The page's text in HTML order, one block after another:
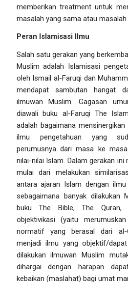
memberikan treatmentuntuk
masalah yang sama atau masalah
Peran Islamisasi Ilmu
Salah satu gerakan yang
Muslim adalah Islamisasi
oleh Ismail al-Faruqi dan
mendapat sambutan hangat
ilmuwan Muslim.
Gagasan
diawali buku al-Faruqi The
adalah bagaimana
ilmu pengetahuan yang
perumusnya dari masa ke
nilai-nilai Islam. Dalam gerakan ini
mulai dari melakukan
antara ajaran Islam dengan
sebagaimana banyak dilakukan
bukuThe Bible, The Quran,
objektivikasi (yaitu
normatif yang berasal dari
menjadi ilmu yang objektif/
dilakukan ilmuwan Muslim
dihargai dengan harapan
kebaikan (maslahat) bagi umat